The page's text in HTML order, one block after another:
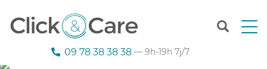
T
09 78 38 38 38 — 9h-19h 7j/7